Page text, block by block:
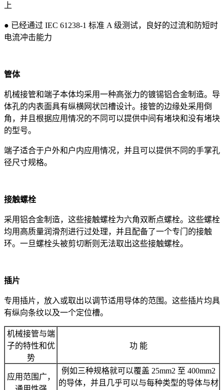
上
● 已经通过 IEC 61238-1 标准 A 级测试，良好的过流和防短时
电流冲击能力
管体
机械接管和端子本体均采用一种高张力的镀锡铝合金制造。导
体孔的内表面具有纵横网状凹槽设计。接管的边缘处采用倒
角，并且根据应用情况的不同可以提供中间有堵块和没有堵块
的型号。
端子适合于户外和户内应用情况，并且可以提供不同的手掌孔
径尺寸规格。
接触螺栓
采用铝合金制造，这些接触螺栓为六角双断点螺栓。这些螺栓
均用高质量润滑剂进行过处理，并且配备了一个专门的接触
环。一旦螺栓头被剪切断则无法取出这些接触螺栓。
插片
专用插片，放入或取出以调节适用导体的范围。这些插片均具
有纵向条纹以及一个定位槽。
机械接管与端
子的特性和优
势
功 能
应用范围广，
例如三种规格就可以覆盖 25mm2 至 400mm2
的导体，并且几乎可以与每种类型的导体与材